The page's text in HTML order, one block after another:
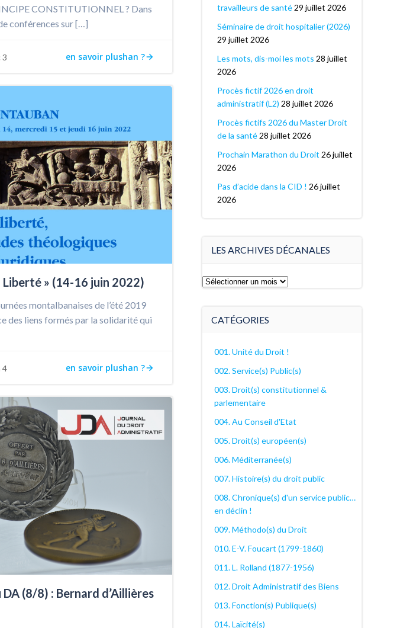
CONSTITUTIONNEL ? Dans
conférences sur […]
3 en savoir plushan ?
Liberté » (14-16 juin 2022)
montalbanaises de l’été 2019
des liens formés par la solidarité qui
4 en savoir plushan ?
(8/8) : Bernard d’Aillières
travailleurs de santé 29 juillet 2026
Séminaire de droit hospitalier (2026)
29 juillet 2026
Les mots, dis-moi les mots 28 juillet
2026
Procès fictif 2026 en droit
administratif (L2) 28 juillet 2026
Procès fictifs 2026 du Master Droit
de la santé 28 juillet 2026
Prochain Marathon du Droit 26 juillet
2026
Pas d’acide dans la CID ! 26 juillet
2026
LES ARCHIVES DÉCANALES
Les
CATÉGORIES
001. Unité du Droit !
002. Service(s) Public(s)
003. Droit(s) constitutionnel &
parlementaire
004. Au Conseil d'Etat
005. Droit(s) européen(s)
006. Méditerranée(s)
007. Histoire(s) du droit public
008. Chronique(s) d'un service public…
en déclin !
009. Méthodo(s) du Droit
010. E-V. Foucart (1799-1860)
011. L. Rolland (1877-1956)
012. Droit Administratif des Biens
013. Fonction(s) Publique(s)
014. Laïcité(s)